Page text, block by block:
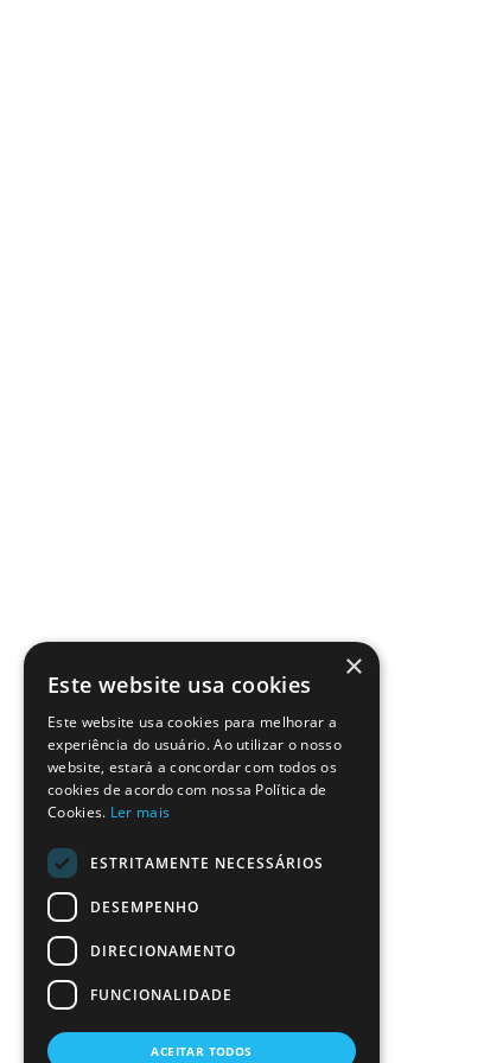
×
Este website usa cookies
Este website usa cookies para melhorar a
experiência do usuário. Ao utilizar o nosso
website, estará a concordar com todos os
cookies de acordo com nossa Política de
Cookies. Ler mais
ESTRITAMENTE NECESSÁRIOS
DESEMPENHO
DIRECIONAMENTO
FUNCIONALIDADE
ACEITAR TODOS